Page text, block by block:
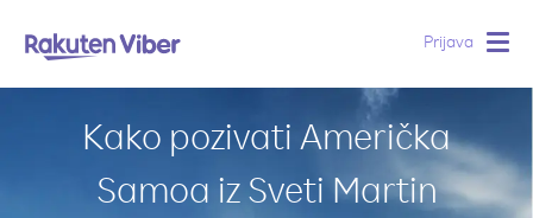
Prijava
Kako pozivati Američka
Samoa iz Sveti Martin